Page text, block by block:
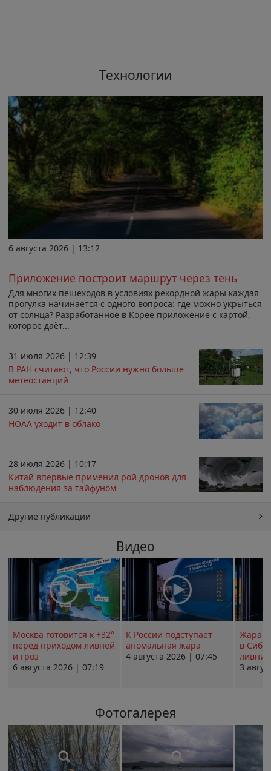
Технологии
6 августа 2026 | 13:12
Приложение построит маршрут через тень
Для многих пешеходов в условиях рекордной жары каждая
прогулка начинается с одного вопроса: где можно укрыться
от солнца? Разработанное в Корее приложение с картой,
которое даёт...
31 июля 2026 | 12:39
В РАН считают, что России нужно больше
метеостанций
30 июля 2026 | 12:40
НОАА уходит в облако
28 июля 2026 | 10:17
Китай впервые применил рой дронов для
наблюдения за тайфуном
Другие публикации
Видео
Москва готовится к +32°
перед приходом ливней
и гроз
6 августа 2026 | 07:19
К России подступает
аномальная жара
4 августа 2026 | 07:45
Жара в
в
ливни
3
Фотогалерея